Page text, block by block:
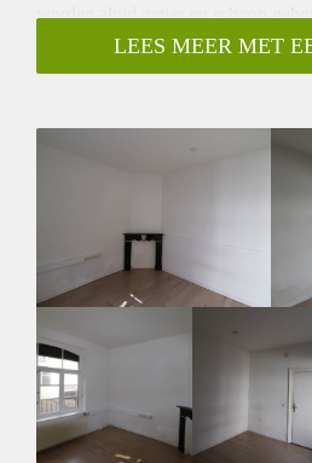
worden altijd netjes en schoon
De studentenwoning beschikt ook
net zoals de keuken en badkamer,
Ideaal voor 3 bevriende studenten,
LEES MEER MET